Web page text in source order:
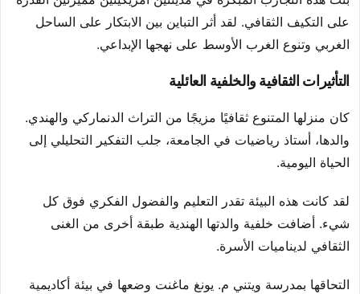
على التكيف الثقافي. لقد أثر التباين بين الابتكار على الساحل
الغربي وتنوع الغرب الأوسط على نهجها الإبداعي.
التأثيرات الثقافية والخلفية العائلية
كان منزلها المتنوع ثقافيًا مزيجًا من التراث الدنماركي والهندي.
والدها، أستاذ رياضيات في الجامعة، جلب التفكير التحليلي إلى
الحياة اليومية.
لقد كانت هذه البيئة تقدر التعليم والفضول الفكري فوق كل
شيء. أضافت خلفية والدتها الهندية طبقة أخرى من الغنى
الثقافي لديناميات الأسرة.
التحاقها بمدرسة ويتني م. يونغ ماغنت وضعها في بيئة أكاديمية